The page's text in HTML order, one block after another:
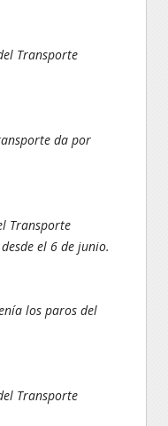
Transporte
da por
Transporte
el 6 de junio.
los paros del
Transporte